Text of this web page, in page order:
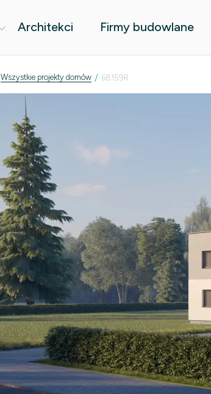
Architekci Firmy budowlane
Wszystkie projekty domów / 68159R